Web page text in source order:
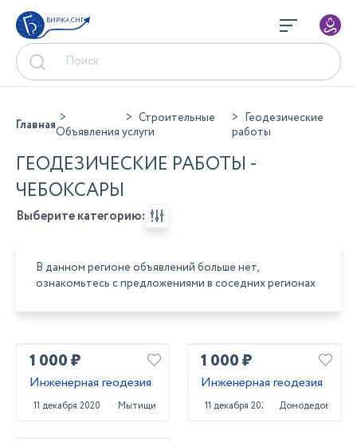
БИРЖА СНГ
ГлавнаяОбъявления
Строительные
услуги
Геодезические
работы
ГЕОДЕЗИЧЕСКИЕ РАБОТЫ -
ЧЕБОКСАРЫ
Выберите категорию:
В данном регионе объявлений больше нет,
ознакомьтесь с предложениями в соседних регионах
1 000 ₽
Инженерная геодезия
11 декабря 2020 Мытищи
1 000 ₽
Инженерная геодезия
11 декабря 2020 Домодедово